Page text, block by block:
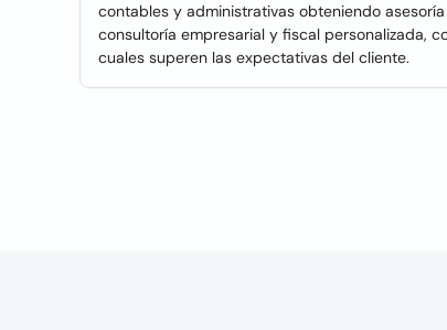
contables y administrativas obteniendo
consultoría empresarial y fiscal personalizada,
cuales superen las expectativas del cliente.